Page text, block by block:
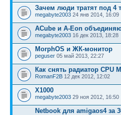
Зачем люди тратят под 4
megabyte2003 24 янв 2014, 16:09
ACube и A-Eon
megabyte2003 16 дек 2013, 18:28
MorphOS и ЖК-монитор
peguser 05 май 2013, 22:27
Как снять радиатор CPU
RomanF2B 12 дек 2012, 12:02
X1000
megabyte2003 29 ноя 2012, 16:50
Netbook для amigaos4 за